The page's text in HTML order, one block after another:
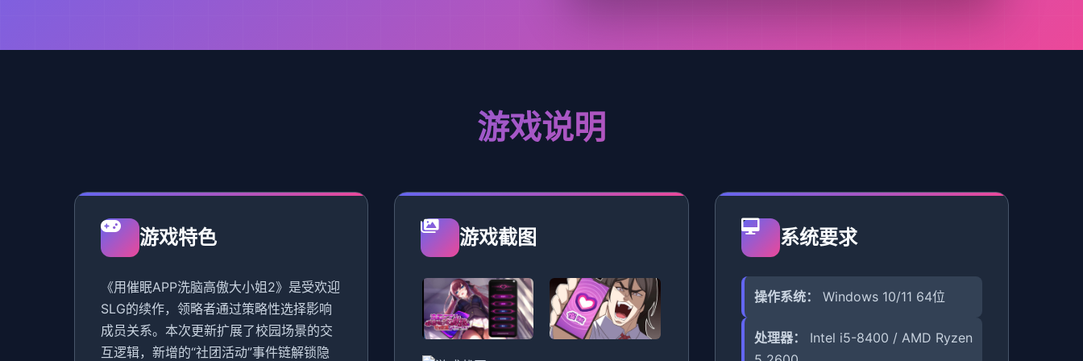
游戏说明
游戏特色
《用催眠APP洗脑高傲大小姐2》是受欢迎
SLG的续作，领略者通过策略性选择影响
成员关系。本次更新扩展了校园场景的交
互逻辑，新增的“社团活动”事件链解锁隐
游戏截图 系统要求
操作系统： Windows 10/11 64位
处理器：
Intel i5-8400 / AMD Ryzen